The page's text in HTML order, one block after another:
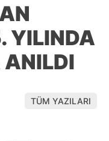
YILINDA
ANILDI
TÜM YAZILARI